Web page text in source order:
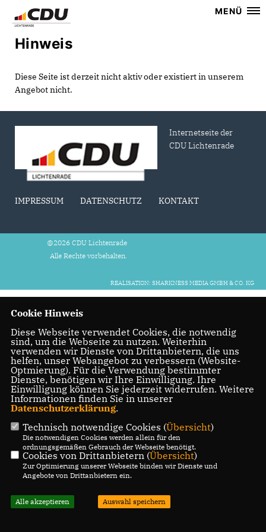
MENÜ
Hinweis
Diese Seite ist derzeit nicht aktiv oder existiert in unserem
Angebot nicht.
Internetseite der
CDU Lichtenrade
IMPRESSUM DATENSCHUTZ KONTAKT
@2026 CDU Lichtenrade
Alle Rechte vorbehalten.
REALISATION: SHARKNESS MEDIA GMBH & CO. KG
Cookie Hinweis
Diese Webseite verwendet Cookies, die notwendig
sind, um die Webseite zu nutzen. Weiterhin
verwenden wir Dienste von Drittanbietern, die uns
helfen, unser Webangebot zu verbessern (Website-
Optmierung). Für die Verwendung bestimmter
Dienste, benötigen wir Ihre Einwilligung. Ihre
Einwilligung können Sie jederzeit widerrufen. Weitere
Informationen finden Sie in unserer
Datenschutzerklärung.
Technisch notwendige Cookies (Übersicht)
Die notwendigen Cookies werden allein für den
ordnungsgemäßen Gebrauch der Webseite benötigt.
Cookies von Drittanbietern (Übersicht)
Zur Optimierung unserer Webseite binden wir Dienste und
Angebote von Drittanbietern ein.
Alle akzeptieren Auswahl speichern